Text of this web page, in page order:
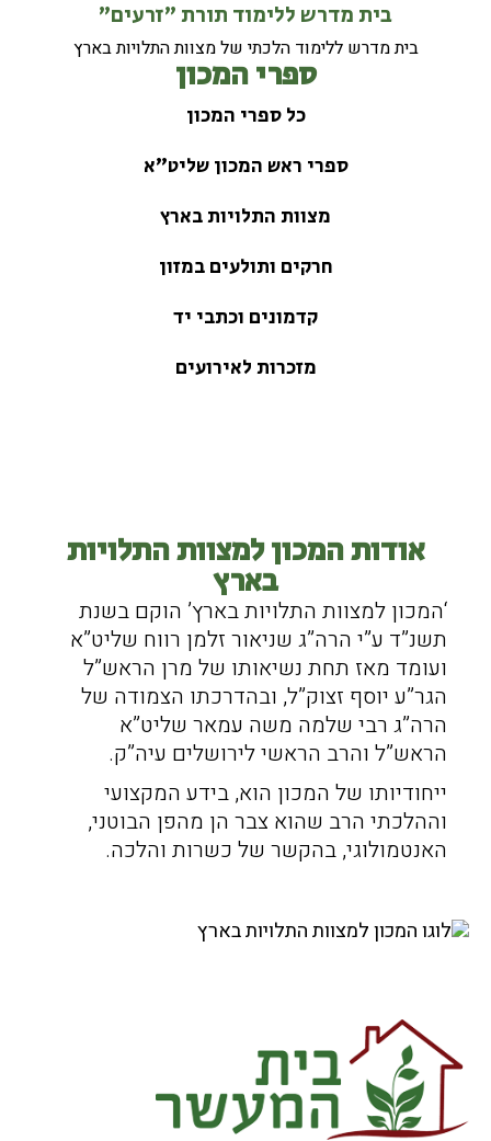
בית מדרש ללימוד תורת "זרעים"
בית מדרש ללימוד הלכתי של מצוות התלויות בארץ
ספרי המכון
כל ספרי המכון
ספרי ראש המכון שליט"א
מצוות התלויות בארץ
חרקים ותולעים במזון
קדמונים וכתבי יד
מזכרות לאירועים
אודות המכון למצוות התלויות
בארץ
‘המכון למצוות התלויות בארץ’ הוקם בשנת
תשנ”ד ע”י הרה”ג שניאור זלמן רווח שליט”א
ועומד מאז תחת נשיאותו של מרן הראש”ל
הגר”ע יוסף זצוק”ל, ובהדרכתו הצמודה של
הרה”ג רבי שלמה משה עמאר שליט”א
הראש”ל והרב הראשי לירושלים עיה”ק.
ייחודיותו של המכון הוא, בידע המקצועי
וההלכתי הרב שהוא צבר הן מהפן הבוטני,
האנטמולוגי, בהקשר של כשרות והלכה.